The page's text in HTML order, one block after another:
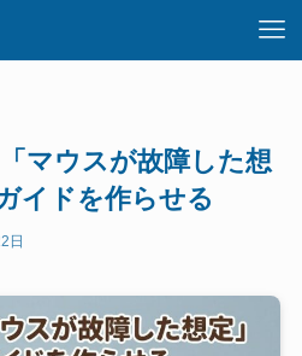
マウスが故障した想
イドを作らせる
日